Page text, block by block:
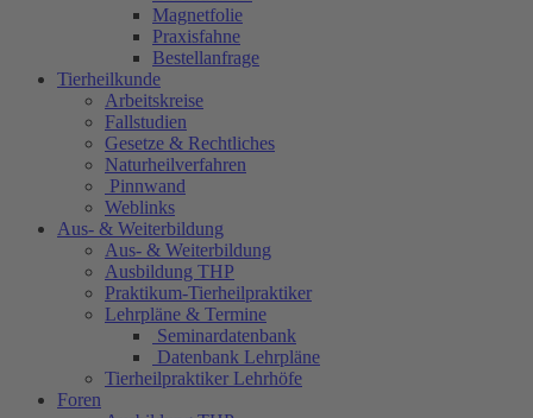
Magnetfolie
Praxisfahne
Bestellanfrage
Tierheilkunde
Arbeitskreise
Fallstudien
Gesetze & Rechtliches
Naturheilverfahren
Pinnwand
Weblinks
Aus- & Weiterbildung
Aus- & Weiterbildung
Ausbildung THP
Praktikum-Tierheilpraktiker
Lehrpläne & Termine
Seminardatenbank
Datenbank Lehrpläne
Tierheilpraktiker Lehrhöfe
Foren